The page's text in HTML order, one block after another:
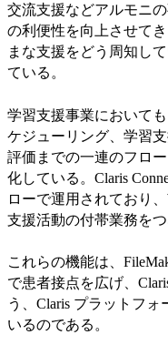
交流支援などアルモニ
の利便性を向上させて
まな支援をどう周知し
ている。
学習支援事業において
ケジューリング、学習
評価までの一連のフロ
化している。Claris
ローで運用されており
支援活動の付帯業務をつ
これらの機能は、
で患者接点を広げ、
う、Claris プラットフ
いるのである。